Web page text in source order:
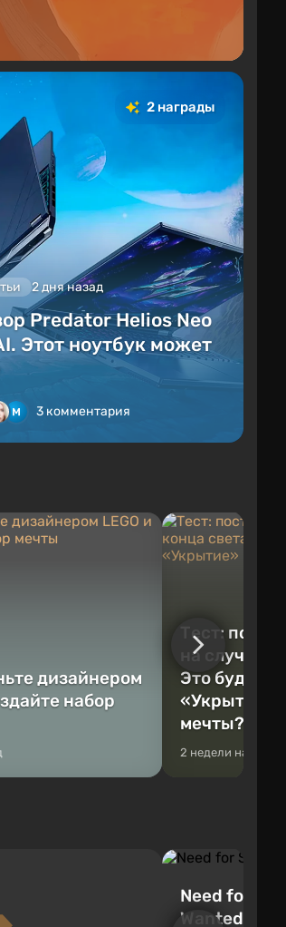
2 награды
2 дня назад
Predator Helios Neo
Этот ноутбук может
3 комментария
дизайнером
набор
Тест:
на случай
Это будет
«Укрытие»
мечты?
2 недели назад
Need for
Wanted